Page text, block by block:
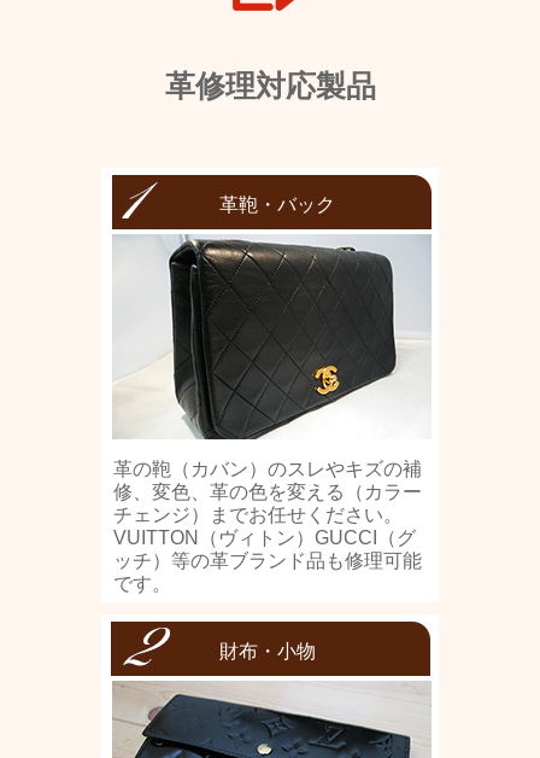
革修理対応製品
革鞄・バック
革の鞄（カバン）のスレやキズの補
修、変色、革の色を変える（カラー
チェンジ）までお任せください。
VUITTON（ヴィトン）GUCCI（グ
ッチ）等の革ブランド品も修理可能
です。
財布・小物